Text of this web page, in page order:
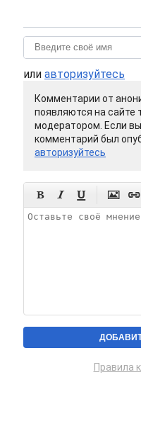
или авторизуйтесь
Комментарии от
появляются на сайте
модератором. Если
комментарий был
авторизуйтесь
    
Правила